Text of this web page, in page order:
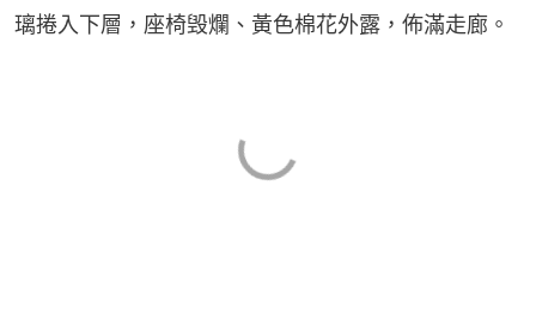
璃捲入下層，座椅毁爛、黃色棉花外露，佈滿走廊。